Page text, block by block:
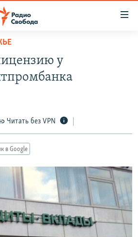
у
Читать без VPN
в Google